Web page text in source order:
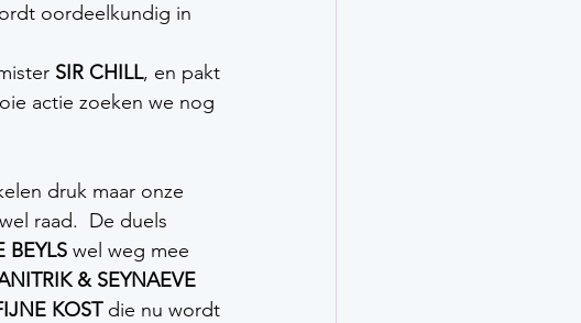
oordeelkundig in
SIR CHILL, en pakt
actie zoeken we nog
druk maar onze
raad.  De duels
BEYLS wel weg mee
& SEYNAEVE
KOST die nu wordt